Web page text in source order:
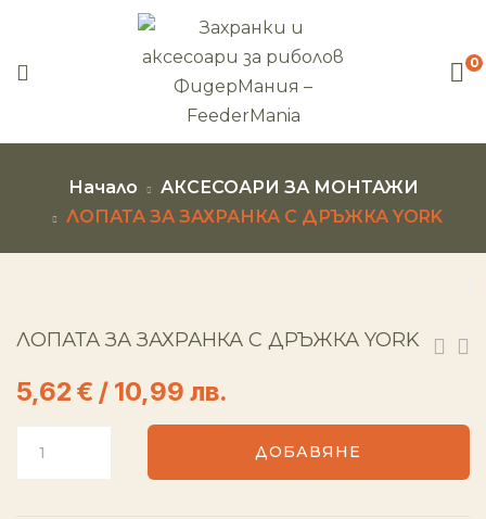
0
Начало
АКСЕСОАРИ ЗА МОНТАЖИ
ЛОПАТА ЗА ЗАХРАНКА С ДРЪЖКА YORK
ЛОПАТА ЗА ЗАХРАНКА С ДРЪЖКА YORK
5,62 € / 10,99 лв.
ДОБАВЯНЕ